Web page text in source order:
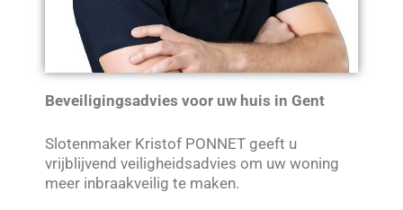
Beveiligingsadvies voor uw huis in Gent
Slotenmaker Kristof PONNET geeft u
vrijblijvend veiligheidsadvies om uw woning
meer inbraakveilig te maken.